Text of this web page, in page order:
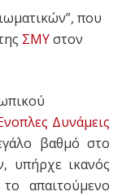
που
ΣΜΥστον
Δυνάμεις
βαθμό στο
υπήρχε ικανός
απαιτούμενο